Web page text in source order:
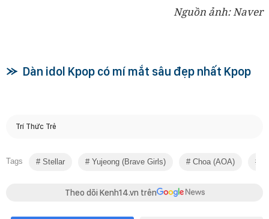
Nguồn ảnh: Naver
Dàn idol Kpop có mí mắt sâu đẹp nhất Kpop
Trí Thức Trẻ
Tags Stellar Yujeong (brave Girls) Choa (AOA)
Theo dõi Kenh14.vn trên